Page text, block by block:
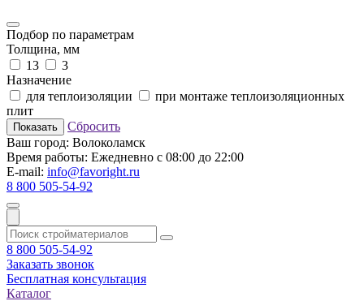
Подбор по параметрам
Толщина, мм
13
3
Назначение
для теплоизоляции
при монтаже теплоизоляционных
плит
Показать
Сбросить
Ваш город: Волоколамск
Время работы: Ежедневно с 08:00 до 22:00
E-mail: info@favoright.ru
8 800 505-54-92
8 800 505-54-92
Заказать звонок
Бесплатная консультация
Каталог